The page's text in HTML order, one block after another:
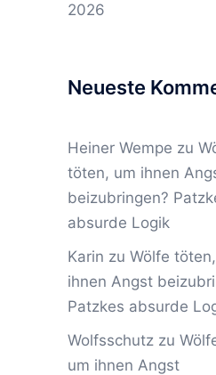
2026
Neueste
Heiner Wempe zu
töten, um ihnen
beizubringen?
absurde Logik
Karin zu Wölfe
ihnen Angst
Patzkes absurde
Wolfsschutzzu
um ihnen Angst